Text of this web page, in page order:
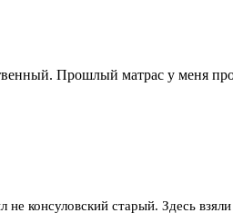
Прошлый матрас у меня
консуловский старый. Здесь